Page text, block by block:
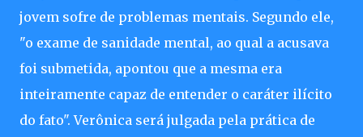
jovem sofre de problemas mentais. Segundo ele,
"o exame de sanidade mental, ao qual a acusava
foi submetida, apontou que a mesma era
inteiramente capaz de entender o caráter ilícito
do fato". Verônica será julgada pela prática de